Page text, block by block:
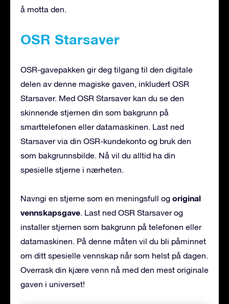
å motta den.
OSR Starsaver
OSR-gavepakken gir deg tilgang til den digitale
delen av denne magiske gaven, inkludert OSR
Starsaver. Med OSR Starsaver kan du se den
skinnende stjernen din som bakgrunn på
smarttelefonen eller datamaskinen. Last ned
Starsaver via din OSR-kundekonto og bruk den
som bakgrunnsbilde. Nå vil du alltid ha din
spesielle stjerne i nærheten.
Navngi en stjerne som en meningsfull og original
vennskapsgave. Last ned OSR Starsaver og
installer stjernen som bakgrunn på telefonen eller
datamaskinen. På denne måten vil du bli påminnet
om ditt spesielle vennskap når som helst på dagen.
Overrask din kjære venn nå med den mest originale
gaven i universet!